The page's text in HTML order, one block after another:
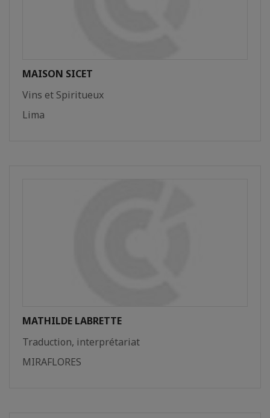
MAISON SICET
Vins et Spiritueux
Lima
MATHILDE LABRETTE
Traduction, interprétariat
MIRAFLORES